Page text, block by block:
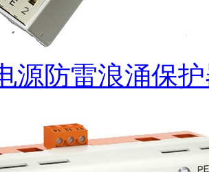
源防雷浪涌保